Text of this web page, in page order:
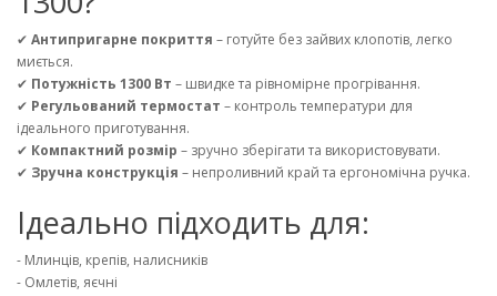
✔ Антипригарне покриття – готуйте без зайвих клопотів, легко
миється.
✔ Потужність 1300 Вт – швидке та рівномірне прогрівання.
✔ Регульований термостат – контроль температури для
ідеального приготування.
✔ Компактний розмір – зручно зберігати та використовувати.
✔ Зручна конструкція – непроливний край та ергономічна ручка.
Ідеально підходить для:
- Млинців, крепів, налисників
- Омлетів, яєчні